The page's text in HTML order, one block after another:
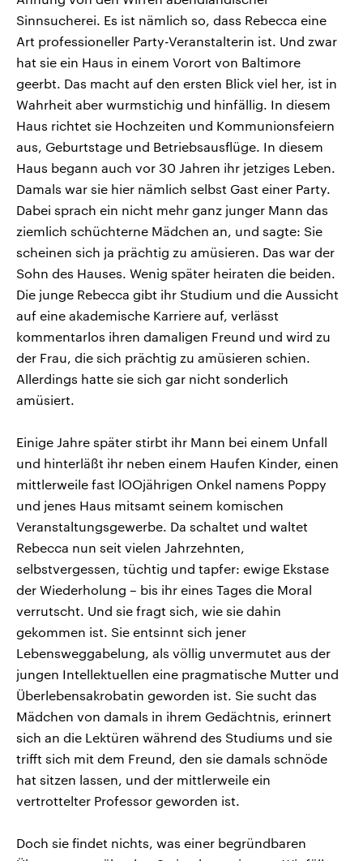
Sinnsucherei. Es ist nämlich so, dass Rebecca eine
Art professioneller Party-Veranstalterin ist. Und zwar
hat sie ein Haus in einem Vorort von Baltimore
geerbt. Das macht auf den ersten Blick viel her, ist in
Wahrheit aber wurmstichig und hinfällig. In diesem
Haus richtet sie Hochzeiten und Kommunionsfeiern
aus, Geburtstage und Betriebsausflüge. In diesem
Haus begann auch vor 30 Jahren ihr jetziges Leben.
Damals war sie hier nämlich selbst Gast einer Party.
Dabei sprach ein nicht mehr ganz junger Mann das
ziemlich schüchterne Mädchen an, und sagte: Sie
scheinen sich ja prächtig zu amüsieren. Das war der
Sohn des Hauses. Wenig später heiraten die beiden.
Die junge Rebecca gibt ihr Studium und die Aussicht
auf eine akademische Karriere auf, verlässt
kommentarlos ihren damaligen Freund und wird zu
der Frau, die sich prächtig zu amüsieren schien.
Allerdings hatte sie sich gar nicht sonderlich
amüsiert.
Einige Jahre später stirbt ihr Mann bei einem Unfall
und hinterläßt ihr neben einem Haufen Kinder, einen
mittlerweile fast lOOjährigen Onkel namens Poppy
und jenes Haus mitsamt seinem komischen
Veranstaltungsgewerbe. Da schaltet und waltet
Rebecca nun seit vielen Jahrzehnten,
selbstvergessen, tüchtig und tapfer: ewige Ekstase
der Wiederholung – bis ihr eines Tages die Moral
verrutscht. Und sie fragt sich, wie sie dahin
gekommen ist. Sie entsinnt sich jener
Lebensweggabelung, als völlig unvermutet aus der
jungen Intellektuellen eine pragmatische Mutter und
Überlebensakrobatin geworden ist. Sie sucht das
Mädchen von damals in ihrem Gedächtnis, erinnert
sich an die Lektüren während des Studiums und sie
trifft sich mit dem Freund, den sie damals schnöde
hat sitzen lassen, und der mittlerweile ein
vertrottelter Professor geworden ist.
Doch sie findet nichts, was einer begründbaren